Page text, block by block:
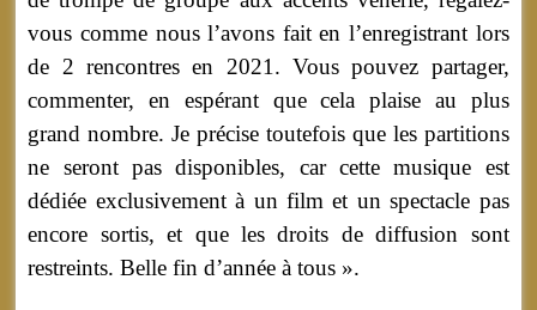
vous comme nous l’avons fait en l’enregistrant lors
de 2 rencontres en 2021. Vous pouvez partager,
commenter, en espérant que cela plaise au plus
grand nombre. Je précise toutefois que les partitions
ne seront pas disponibles, car cette musique est
dédiée exclusivement à un film et un spectacle pas
encore sortis, et que les droits de diffusion sont
restreints. Belle fin d’année à tous ».